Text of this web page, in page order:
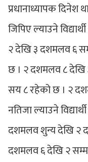
प्रधानाध्यापक
जिपिए ल्याउने
२ देखि ३ दशमलव ६
छ । २ दशमलव ८
सय ८ रहेको छ । २
नतिजा ल्याउने
दशमलव शुन्य देखि २
दशमलव ६ देखि २